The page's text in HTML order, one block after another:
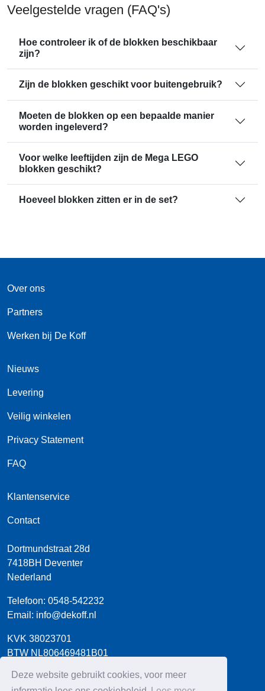
Deze website gebruikt cookies, voor meer
Veelgestelde vragen (FAQ's)
Hoe controleer ik of de blokken beschikbaar
zijn?
Zijn de blokken geschikt voor buitengebruik?
Moeten de blokken op een bepaalde manier
worden ingeleverd?
Voor welke leeftijden zijn de Mega LEGO
blokken geschikt?
Hoeveel blokken zitten er in de set?
Over ons
Partners
Werken bij De Koff
Nieuws
Levering
Veilig winkelen
Privacy Statement
FAQ
Klantenservice
Contact
Dortmundstraat 28d
7418BH Deventer
Nederland
Telefoon: 0548-542232
Email: info@dekoff.nl
KVK 38023701
BTW NL806469481B01